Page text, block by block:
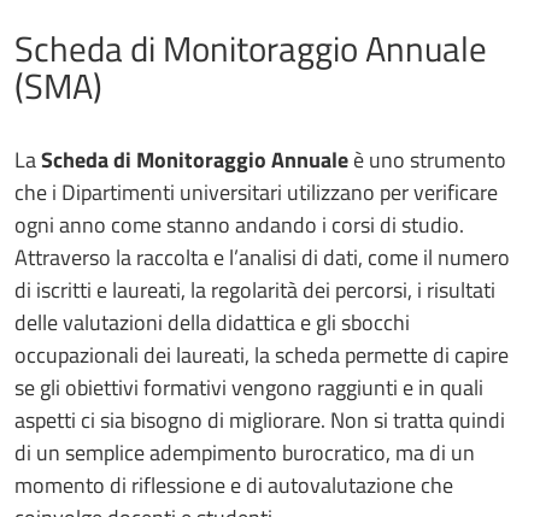
Scheda di Monitoraggio Annuale
(SMA)
LaScheda di Monitoraggio Annualeè uno strumento
che i Dipartimenti universitari utilizzano per verificare
ogni anno come stanno andando i corsi di studio.
Attraverso la raccolta e l’analisi di dati, come il numero
di iscritti e laureati, la regolarità dei percorsi, i risultati
delle valutazioni della didattica e gli sbocchi
occupazionali dei laureati, la scheda permette di capire
se gli obiettivi formativi vengono raggiunti e in quali
aspetti ci sia bisogno di migliorare. Non si tratta quindi
di un semplice adempimento burocratico, ma di un
momento di riflessione e di autovalutazione che